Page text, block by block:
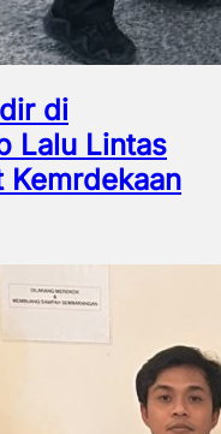
di
Lalu Lintas
Kemrdekaan